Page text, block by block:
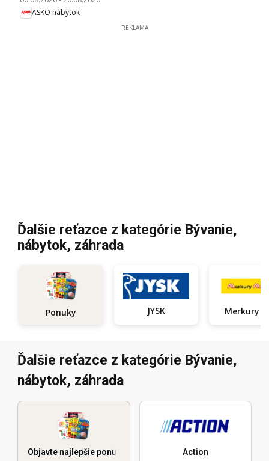
ASKO nábytok
REKLAMA
Ďalšie reťazce z kategórie Bývanie,
nábytok, záhrada
Ponuky JYSK
Ďalšie reťazce z kategórie Bývanie,
nábytok, záhrada
Objavte najlepšie ponuky Action